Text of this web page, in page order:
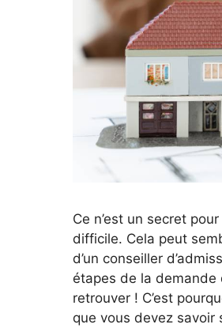
Ce n’est un secret
difficile. Cela peut
d’un conseiller
étapes de la demande
retrouver ! C’est
que vous devez savoir